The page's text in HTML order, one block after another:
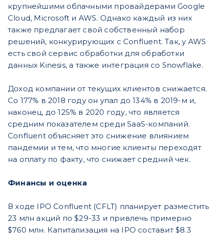
крупнейшими облачными провайдерами Google
Cloud, Microsoft и AWS. Однако каждый из них
также предлагает свой собственный набор
решений, конкурирующих с Confluent. Так, у AWS
есть свой сервис обработки для обработки
данных Kinesis, а также интеграция со Snowflake.
Доход компании от текущих клиентов снижается.
Со 177% в 2018 году он упал до 134% в 2019-м и,
наконец, до 125% в 2020 году, что является
средним показателем среди SaaS-компаний.
Confluent объясняет это снижение влиянием
пандемии и тем, что многие клиенты переходят
на оплату по факту, что снижает средний чек.
Финансы и оценка
В ходе IPO Confluent (CFLT) планирует разместить
23 млн акций по $29-33 и привлечь примерно
$760 млн. Капитализация на IPO составит $8.3